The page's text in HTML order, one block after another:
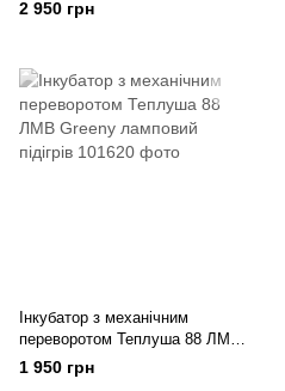
підключення 12В акумулятора
2 950 грн
Інкубатор з механічним
переворотом Теплуша 88 ЛМВ
Greeny ламповий підігрів
1 950 грн